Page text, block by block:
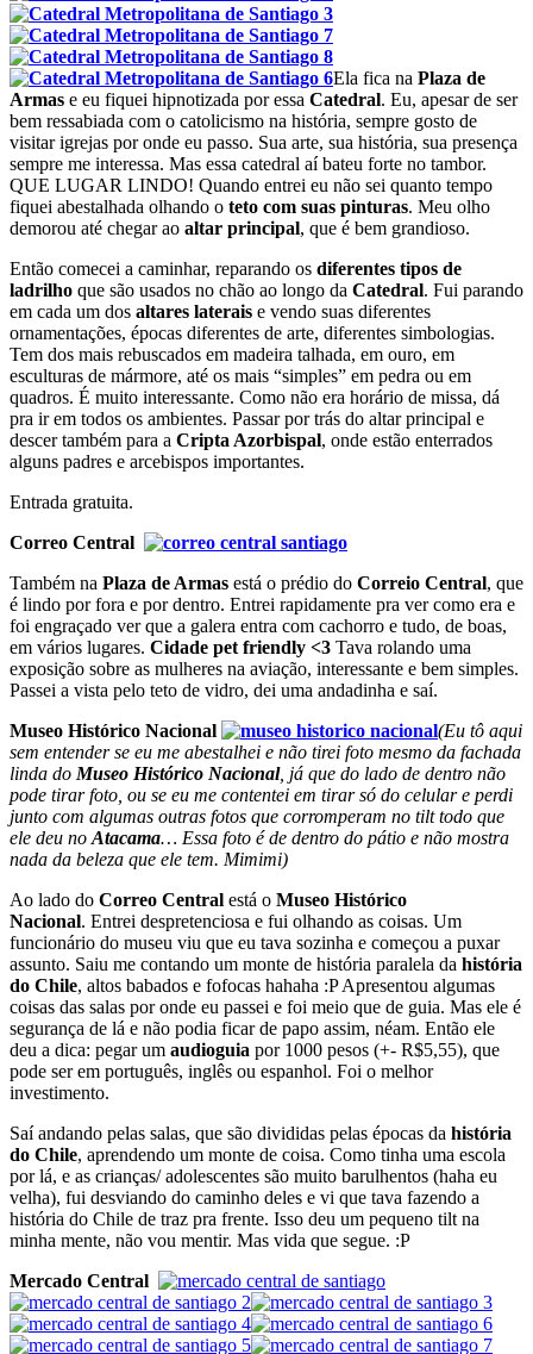
Ela fica na Plaza de
Armas e eu fiquei hipnotizada por essa Catedral. Eu, apesar de ser
bem ressabiada com o catolicismo na história, sempre gosto de
visitar igrejas por onde eu passo. Sua arte, sua história, sua presença
sempre me interessa. Mas essa catedral aí bateu forte no tambor.
QUE LUGAR LINDO! Quando entrei eu não sei quanto tempo
fiquei abestalhada olhando o teto com suas pinturas. Meu olho
demorou até chegar ao altar principal, que é bem grandioso.
Então comecei a caminhar, reparando os diferentes tipos de
ladrilho que são usados no chão ao longo da Catedral. Fui parando
em cada um dos altares laterais e vendo suas diferentes
ornamentações, épocas diferentes de arte, diferentes simbologias.
Tem dos mais rebuscados em madeira talhada, em ouro, em
esculturas de mármore, até os mais “simples” em pedra ou em
quadros. É muito interessante. Como não era horário de missa, dá
pra ir em todos os ambientes. Passar por trás do altar principal e
descer também para a Cripta Azorbispal, onde estão enterrados
alguns padres e arcebispos importantes.
Entrada gratuita.
Correo Central
Também na Plaza de Armas está o prédio do Correio Central, que
é lindo por fora e por dentro. Entrei rapidamente pra ver como era e
foi engraçado ver que a galera entra com cachorro e tudo, de boas,
em vários lugares. Cidade pet friendly <3 Tava rolando uma
exposição sobre as mulheres na aviação, interessante e bem simples.
Passei a vista pelo teto de vidro, dei uma andadinha e saí.
Museo Histórico Nacional
(Eu tô aqui
sem entender se eu me abestalhei e não tirei foto mesmo da fachada
linda do Museo Histórico Nacional, já que do lado de dentro não
pode tirar foto, ou se eu me contentei em tirar só do celular e perdi
junto com algumas outras fotos que corromperam no tilt todo que
ele deu no Atacama… Essa foto é de dentro do pátio e não mostra
nada da beleza que ele tem. Mimimi)
Ao lado do Correo Central está o Museo Histórico
Nacional. Entrei despretenciosa e fui olhando as coisas. Um
funcionário do museu viu que eu tava sozinha e começou a puxar
assunto. Saiu me contando um monte de história paralela da história
do Chile, altos babados e fofocas hahaha :P Apresentou algumas
coisas das salas por onde eu passei e foi meio que de guia. Mas ele é
segurança de lá e não podia ficar de papo assim, néam. Então ele
deu a dica: pegar um audioguia por 1000 pesos (+- R$5,55), que
pode ser em português, inglês ou espanhol. Foi o melhor
investimento.
Saí andando pelas salas, que são divididas pelas épocas da história
do Chile, aprendendo um monte de coisa. Como tinha uma escola
por lá, e as crianças/ adolescentes são muito barulhentos (haha eu
velha), fui desviando do caminho deles e vi que tava fazendo a
história do Chile de traz pra frente. Isso deu um pequeno tilt na
minha mente, não vou mentir. Mas vida que segue. :P
Mercado Central